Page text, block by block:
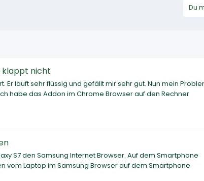
Du
klappt nicht
läuft sehr flüssig und gefällt mir sehr gut. Nun mein
habe das Addon im Chrome Browser auf den Rechner
S7 den Samsung Internet Browser. Auf dem Smartphone
vom Laptop im Samsung Browser auf dem Smartphone